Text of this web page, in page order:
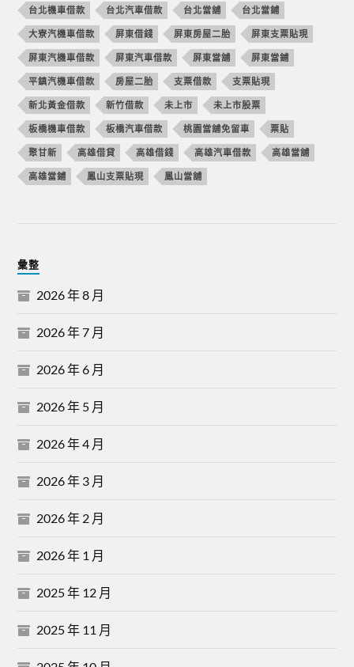
台北機車借款 台北汽車借款 台北當舖 台北當鋪
大寮汽機車借款 屏東借錢 屏東房屋二胎 屏東支票貼現
屏東汽機車借款 屏東汽車借款 屏東當舖 屏東當鋪
平鎮汽機車借款 房屋二胎 支票借款 支票貼現
新北黃金借款 新竹借款 未上市 未上市股票
板橋機車借款 板橋汽車借款 桃園當舖免留車 票貼
聚甘新 高雄借貸 高雄借錢 高雄汽車借款 高雄當舖
高雄當鋪 鳳山支票貼現 鳳山當舖
彙整
2026 年 8 月
2026 年 7 月
2026 年 6 月
2026 年 5 月
2026 年 4 月
2026 年 3 月
2026 年 2 月
2026 年 1 月
2025 年 12 月
2025 年 11 月